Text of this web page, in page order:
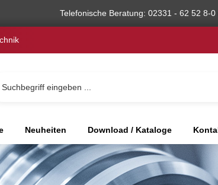
Telefonische Beratung: 02331 - 62 52 8-
Neuheiten Download / Kataloge